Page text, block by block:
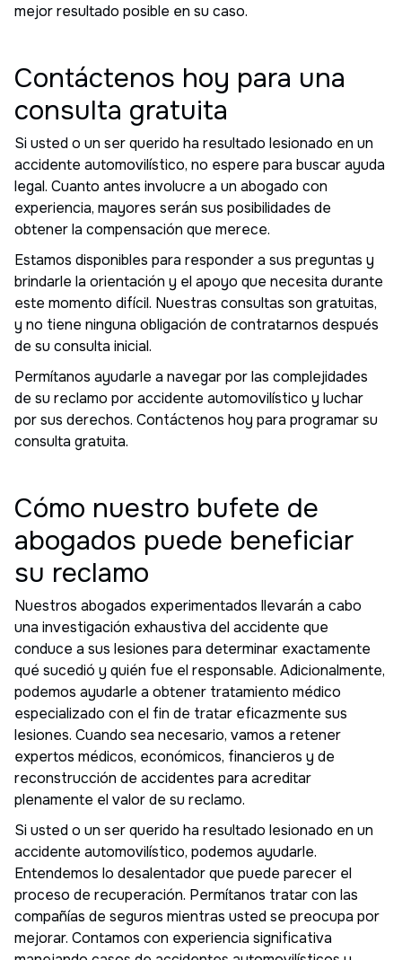
mejor resultado posible en su caso.
Contáctenos hoy para una
consulta gratuita
Si usted o un ser querido ha resultado lesionado en un
accidente automovilístico, no espere para buscar ayuda
legal. Cuanto antes involucre a un abogado con
experiencia, mayores serán sus posibilidades de
obtener la compensación que merece.
Estamos disponibles para responder a sus preguntas y
brindarle la orientación y el apoyo que necesita durante
este momento difícil. Nuestras consultas son gratuitas,
y no tiene ninguna obligación de contratarnos después
de su consulta inicial.
Permítanos ayudarle a navegar por las complejidades
de su reclamo por accidente automovilístico y luchar
por sus derechos. Contáctenos hoy para programar su
consulta gratuita.
Cómo nuestro bufete de
abogados puede beneficiar
su reclamo
Nuestros abogados experimentados llevarán a cabo
una investigación exhaustiva del accidente que
conduce a sus lesiones para determinar exactamente
qué sucedió y quién fue el responsable. Adicionalmente,
podemos ayudarle a obtener tratamiento médico
especializado con el fin de tratar eficazmente sus
lesiones. Cuando sea necesario, vamos a retener
expertos médicos, económicos, financieros y de
reconstrucción de accidentes para acreditar
plenamente el valor de su reclamo.
Si usted o un ser querido ha resultado lesionado en un
accidente automovilístico, podemos ayudarle.
Entendemos lo desalentador que puede parecer el
proceso de recuperación. Permítanos tratar con las
compañías de seguros mientras usted se preocupa por
mejorar. Contamos con experiencia significativa